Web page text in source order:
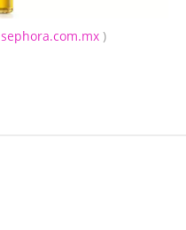
sephora.com.mx )